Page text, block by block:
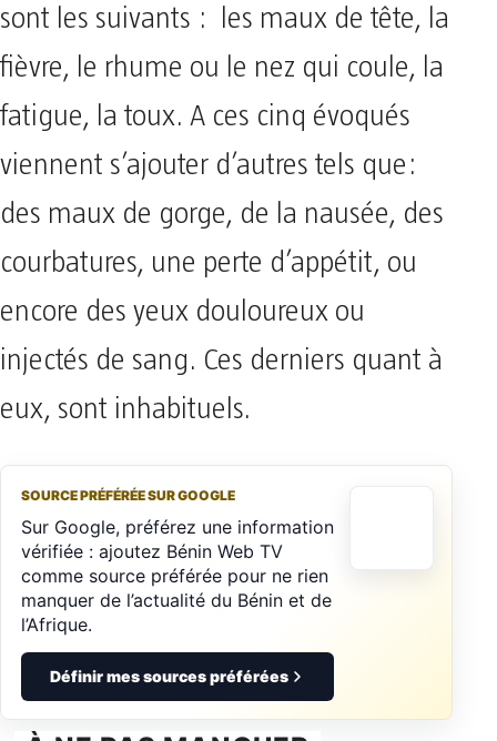
sont les suivants : les maux de tête, la
fièvre, le rhume ou le nez qui coule, la
fatigue, la toux. A ces cinq évoqués
viennent s’ajouter d’autres tels que:
des maux de gorge, de la nausée, des
courbatures, une perte d’appétit, ou
encore des yeux douloureux ou
injectés de sang. Ces derniers quant à
eux, sont inhabituels.
SOURCE PRÉFÉRÉE SUR GOOGLE
Sur Google, préférez une information
vérifiée : ajoutez Bénin Web TV
comme source préférée pour ne rien
manquer de l’actualité du Bénin et de
l’Afrique.
Définir mes sources préférées